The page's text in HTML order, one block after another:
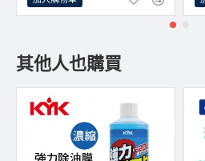
其他人也購買